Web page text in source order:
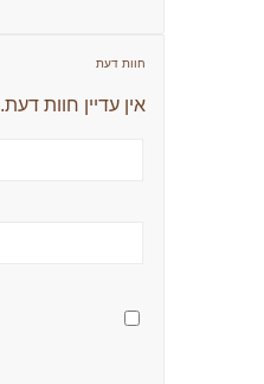
חוות דעת
אין עדיין חוות דעת.